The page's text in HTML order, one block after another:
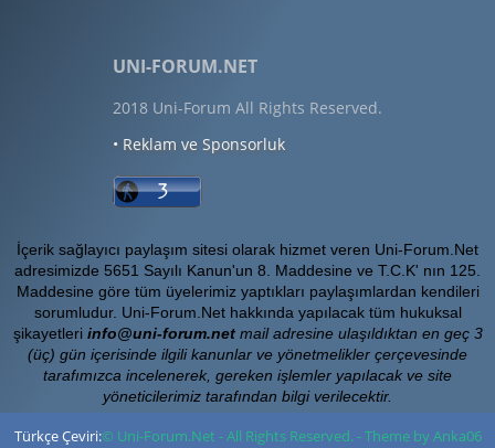
UNI-FORUM.NET
2018 Uni-Forum All Rights Reserved.
• Reklam ve Sponsorluk
İçerik sağlayıcı paylaşım sitesi olarak hizmet veren Uni-Forum.Net
adresimizde 5651 Sayılı Kanun'un 8. Maddesine ve T.C.K' nın 125.
Maddesine göre tüm üyelerimiz yaptıkları paylaşımlardan kendileri
sorumludur. Uni-Forum.Net hakkında yapılacak tüm hukuksal
şikayetleri info@uni-forum.netmail adresine ulaşıldıktan en geç 3
(üç) gün içerisinde ilgili kanunlar ve yönetmelikler çerçevesinde
tarafımızca incelenerek, gereken işlemler yapılacak ve site
yöneticilerimiz tarafından bilgi verilecektir.
© Uni-Forum.Net - All Rights Reserved. - Theme by Anka06
Türkçe Çeviri: